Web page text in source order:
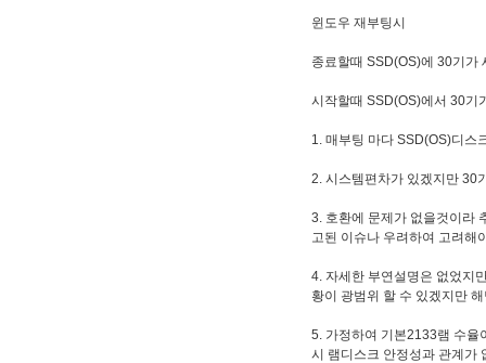
윈도우 재부팅시
종료할때 SSD(OS)에 30기가
시작할때 SSD(OS)에서 30기
1. 매부팅 마다 SSD(OS)디스
2. 시스템편차가 있겠지만 30
3. 호환에 문제가 없을것이라
고된 이슈나 우려하여 고려해
4. 자세한 부연설명은 없었지
황이 광범위 할 수 있겠지만
5. 가정하여 기본2133램 수율
시 램디스크 안정성과 관계가